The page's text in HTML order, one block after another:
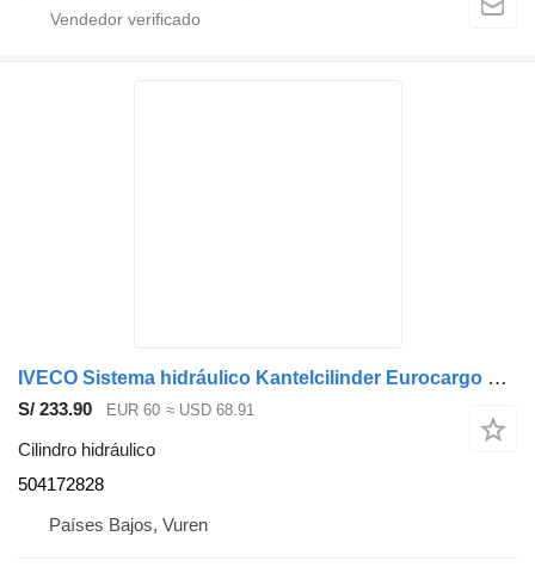
IVECO Sistema hidráulico Kantelcilinder Eurocargo 504172828 cilindro hidráulico para camión
S/ 233.90 EUR 60 ≈ USD 68.91
Cilindro hidráulico
504172828
Países Bajos, Vuren